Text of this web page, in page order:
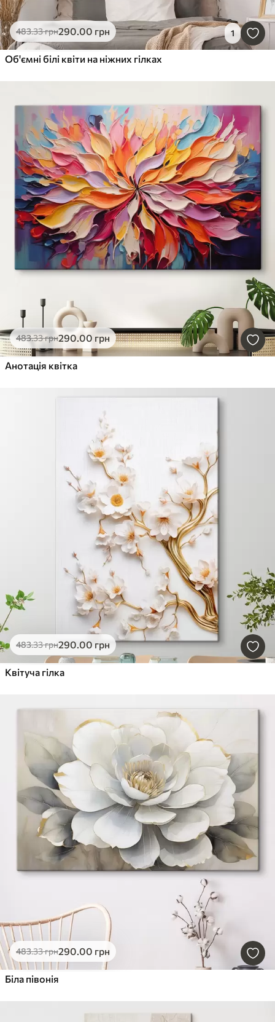
483.33грн290.00 грн 1
Об'ємні білі квіти на ніжних гілках
483.33грн290.00 грн
Анотація квітка
483.33грн290.00 грн
Квітуча гілка
483.33грн290.00 грн
Біла півонія